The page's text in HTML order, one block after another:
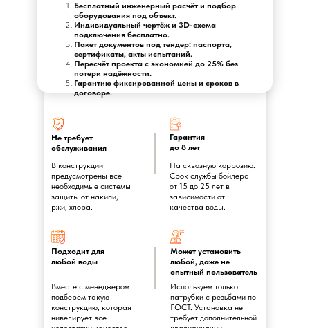
Бесплатный инженерный расчёт и подбор
оборудования под объект.
Индивидуальный чертёж и 3D-схема
подключения бесплатно.
Пакет документов под тендер: паспорта,
сертификаты, акты испытаний.
Пересчёт проекта с экономией до 25% без
потери надёжности.
Гарантию фиксированной цены и сроков в
договоре.
Не требует
обслуживания
В конструкции
предусмотрены все
необходимые системы
защиты от накипи,
ржи, хлора.
Гарантия
до 8 лет
На сквозную коррозию.
Срок службы бойлера
от 15 до 25 лет в
зависимости от
качества воды.
Подходит для
любой воды
Вместе с менеджером
подберём такую
конструкцию, которая
нивелирует все
Может установить
любой, даже не
опытный пользователь
Используем только
патрубки с резьбами по
ГОСТ. Установка не
требует дополнительной